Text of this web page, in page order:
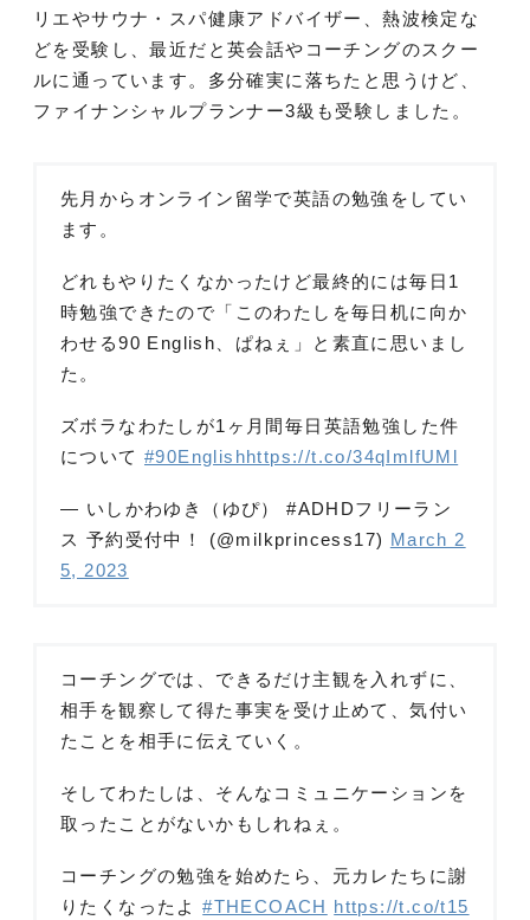
リエやサウナ・スパ健康アドバイザー、熱波検定な
どを受験し、最近だと英会話やコーチングのスクー
ルに通っています。多分確実に落ちたと思うけど、
ファイナンシャルプランナー3級も受験しました。
先月からオンライン留学で英語の勉強をしてい
ます。
どれもやりたくなかったけど最終的には毎日1
時勉強できたので「このわたしを毎日机に向か
わせる90 English、ぱねぇ」と素直に思いまし
た。
ズボラなわたしが1ヶ月間毎日英語勉強した件
について #90Englishhttps://t.co/34qImlfUMl
— いしかわゆき（ゆぴ） #ADHDフリーラン
ス 予約受付中！ (@milkprincess17) March 2
5, 2023
コーチングでは、できるだけ主観を入れずに、
相手を観察して得た事実を受け止めて、気付い
たことを相手に伝えていく。
そしてわたしは、そんなコミュニケーションを
取ったことがないかもしれねぇ。
コーチングの勉強を始めたら、元カレたちに謝
りたくなったよ#THECOACH https://t.co/t15